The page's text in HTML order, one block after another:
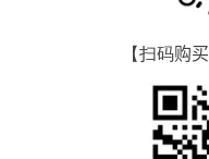
【扫码购买